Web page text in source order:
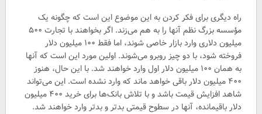
راه دیگری برای فکر کردن به این موضوع این است که چگونه یک
مؤسسه بزرگ نظم آنها را به هم می‌زند. اگر بخواهند با تجارت ۵۰۰
میلیون دلاری وارد بازار خاصی شوند، اما فقط ۱۰۰ میلیون دلار
فروخته شود، با دو چیز روبرو می‌شوند. اولین مورد این است که آنها
به همان ۱۰۰ میلیون دلار اول وارد خواهند شد. با این حال، هنوز
۴۰۰ میلیون دلار باقی خواهد ماند که وارد نشده است. این می‌تواند
شاهد افزایش قیمت باشد و با تلاش بانک‌ها برای خرید ۴۰۰ میلیون
دلار باقیمانده، آنها در سطوح قیمتی بدتر و بدتر وارد خواهند شد.